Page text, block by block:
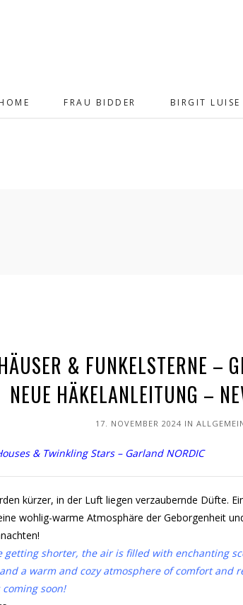
FRAU BIDDER BIRGIT
& FUNKELSTERNE –
NEUE HÄKELANLEITUNG –
17. NOVEMBER 2024 IN
& Twinkling Stars – Garland NORDIC
kürzer, in der Luft liegen verzaubernde Düfte.
wohlig-warme Atmosphäre der Geborgenheit
getting shorter, the air is filled with enchanting
a warm and cozy atmosphere of comfort and
soon!